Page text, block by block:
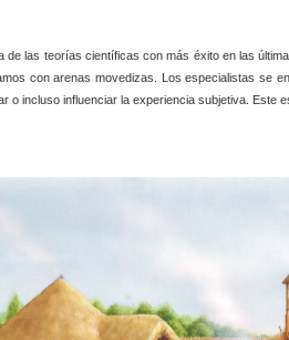
de las teorías científicas con más éxito en las
con arenas movedizas. Los especialistas se
o incluso influenciar la experiencia subjetiva. Este